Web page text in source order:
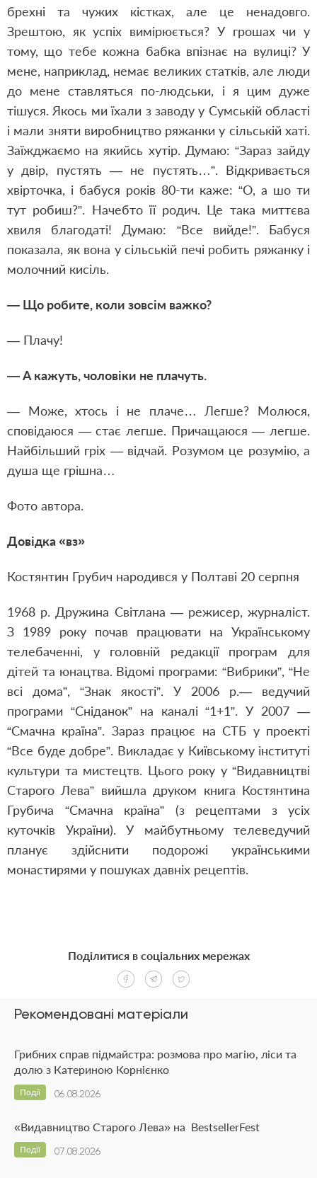
брехні та чужих кістках, але це ненадовго.
Зрештою, як успіх вимірюється? У грошах чи у
тому, що тебе кожна бабка впізнає на вулиці? У
мене, наприклад, немає великих статків, але люди
до мене ставляться по-людськи, і я цим дуже
тішуся. Якось ми їхали з заводу у Сумській області
і мали зняти виробництво ряжанки у сільській хаті.
Заїжджаємо на якийсь хутір. Думаю: “Зараз зайду
у двір, пустять — не пустять…”. Відкривається
хвірточка, і бабуся років 80-ти каже: “О, а шо ти
тут робиш?”. Начебто її родич. Це така миттєва
хвиля благодаті! Думаю: “Все вийде!”. Бабуся
показала, як вона у сільській печі робить ряжанку і
молочний кисіль.
— Що робите, коли зовсім важко?
— Плачу!
— А кажуть, чоловіки не плачуть.
— Може, хтось і не плаче… Легше? Молюся,
сповідаюся — стає легше. Причащаюся — легше.
Найбільший гріх — відчай. Розумом це розумію, а
душа ще грішна…
Фото автора.
Довідка «вз»
Костянтин Грубич народився у Полтаві 20 серпня
1968 р. Дружина Світлана — режисер, журналіст.
З 1989 року почав працювати на Українському
телебаченні, у головній редакції програм для
дітей та юнацтва. Відомі програми: “Вибрики”, “Не
всі дома”, “Знак якості”. У 2006 р.— ведучий
програми “Сніданок” на каналі “1+1”. У 2007 —
“Смачна країна”. Зараз працює на СТБ у проекті
“Все буде добре”. Викладає у Київському інституті
культури та мистецтв. Цього року у “Видавництві
Старого Лева” вийшла друком книга Костянтина
Грубича “Смачна країна” (з рецептами з усіх
куточків України). У майбутньому телеведучий
планує здійснити подорожі українськими
монастирями у пошуках давніх рецептів.
Рекомендовані матеріали
Грибних справ підмайстра: розмова про магію, ліси та
долю з Катериною Корнієнко
06.08.2026
Події
«Видавництво Старого Лева» на BestsellerFest
07.08.2026
Події
Поділитися в соціальних мережах